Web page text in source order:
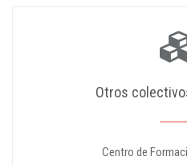
Otros
Centro de